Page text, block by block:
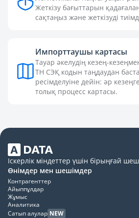
Жеткізу бағыттарын
сақтаңыз және жеткізуді
Импорттаушы картасы
Тауар әкелудің кезең-
ТН СЭҚ кодын таңдаудан
ресімделуіне дейін: әр
толық процесс картасы.
Іскерлік міндеттер үшін бірыңғай
Өнімдер мен шешімдер
Контрагенттер
Айыппұлдар
Жұмыс
Аналитика
Сатып алулар NEW